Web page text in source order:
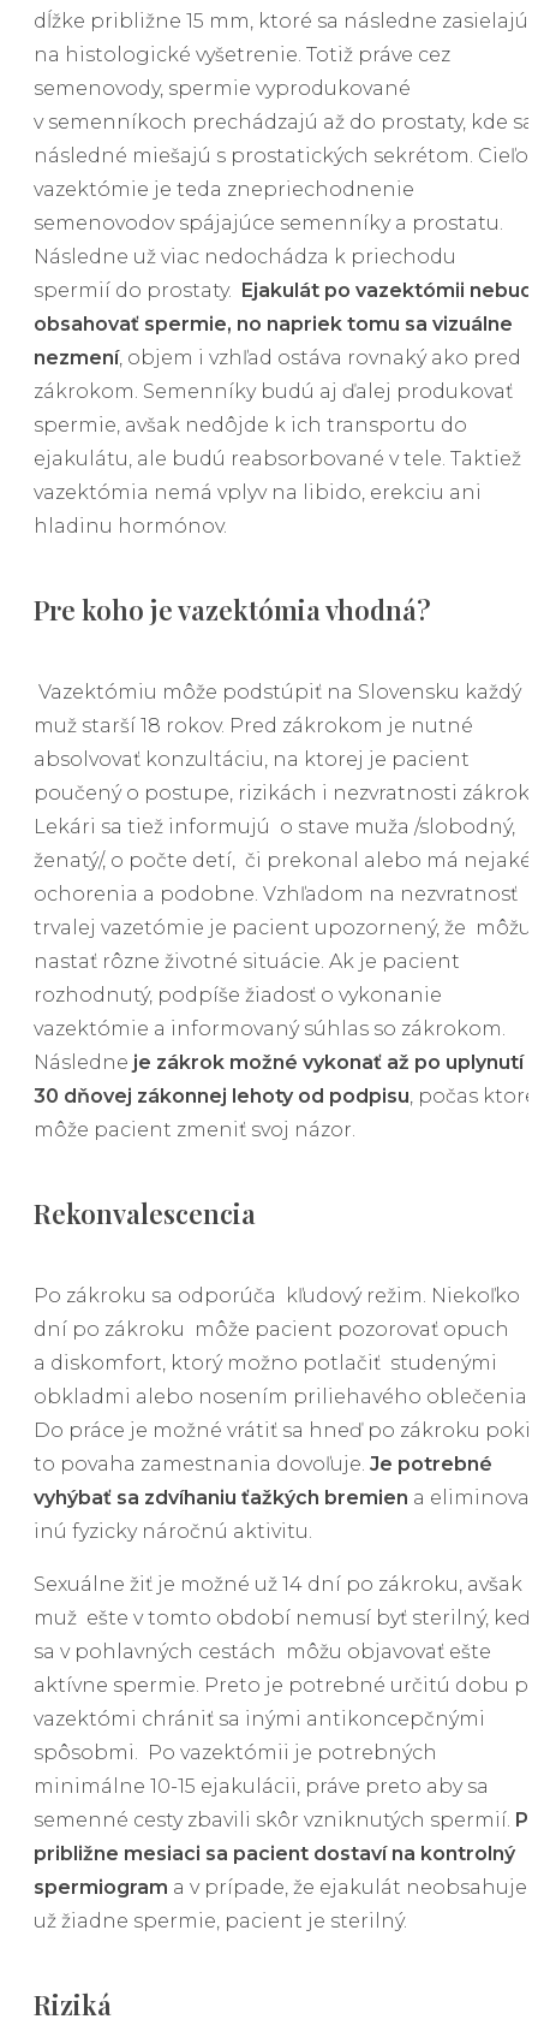
dĺžke približne 15 mm, ktoré sa následne zasielajú
na histologické vyšetrenie. Totiž práve cez
semenovody, spermie vyprodukované
v semenníkoch prechádzajú až do prostaty, kde sa
následné miešajú s prostatických sekrétom.
vazektómie je teda znepriechodnenie
semenovodov spájajúce semenníky a prostatu.
Následne už viac nedochádza k priechodu
spermií do prostaty. Ejakulát po vazektómii
obsahovať spermie, no napriek tomu sa vizuálne
nezmení, objem i vzhľad ostáva rovnaký ako pred
zákrokom. Semenníky budú aj ďalej produkovať
spermie, avšak nedôjde k ich transportu do
ejakulátu, ale budú reabsorbované v tele. Taktiež
vazektómia nemá vplyv na libido, erekciu ani
hladinu hormónov.
Pre koho je vazektómia vhodná?
Vazektómiu môže podstúpiť na Slovensku každý
muž starší 18 rokov. Pred zákrokom je nutné
absolvovať konzultáciu, na ktorej je pacient
poučený o postupe, rizikách i nezvratnosti
Lekári sa tiež informujú o stave muža /slobodný,
ženatý/, o počte detí, či prekonal alebo má nejaké
ochorenia a podobne. Vzhľadom na nezvratnosť
trvalej vazetómie je pacient upozornený, že môžu
nastať rôzne životné situácie. Ak je pacient
rozhodnutý, podpíše žiadosť o vykonanie
vazektómie a informovaný súhlas so zákrokom.
Následne je zákrok možné vykonať až po uplynutí
30 dňovej zákonnej lehoty od podpisu, počas
môže pacient zmeniť svoj názor.
Rekonvalescencia
Po zákroku sa odporúča kľudový režim. Niekoľko
dní po zákroku môže pacient pozorovať opuch
a diskomfort, ktorý možno potlačiť studenými
obkladmi alebo nosením priliehavého oblečenia.
Do práce je možné vrátiť sa hneď po zákroku
to povaha zamestnania dovoľuje. Je potrebné
vyhýbať sa zdvíhaniu ťažkých bremien a
inú fyzicky náročnú aktivitu.
Sexuálne žiť je možné už 14 dní po zákroku, avšak
muž ešte v tomto období nemusí byť sterilný,
sa v pohlavných cestách môžu objavovať ešte
aktívne spermie. Preto je potrebné určitú dobu
vazektómi chrániť sa inými antikoncepčnými
spôsobmi. Po vazektómii je potrebných
minimálne 10-15 ejakulácii, práve preto aby sa
semenné cesty zbavili skôr vzniknutých spermií.
približne mesiaci sa pacient dostaví na kontrolný
spermiogram a v prípade, že ejakulát neobsahuje
už žiadne spermie, pacient je sterilný.
Riziká